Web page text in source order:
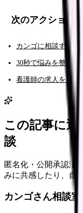
次のアクション
カンゴに相談する（
30秒で悩みを整理す
看護師の求人を見る
この記事に近
談
匿名化・公開承認済
みに共感したり、自
カンゴさん相談